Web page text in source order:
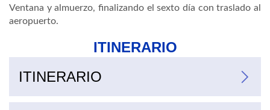
Ventana y almuerzo, finalizando el sexto día con traslado al
aeropuerto.
ITINERARIO
ITINERARIO